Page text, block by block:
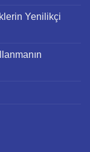
Yenilikçi